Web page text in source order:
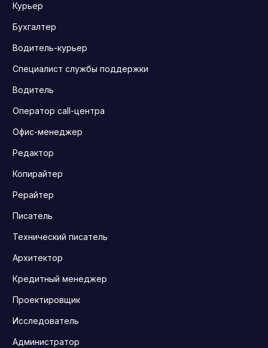
Курьер
Бухгалтер
Водитель-курьер
Специалист службы поддержки
Водитель
Оператор call-центра
Офис-менеджер
Редактор
Копирайтер
Рерайтер
Писатель
Технический писатель
Архитектор
Кредитный менеджер
Проектировщик
Исследователь
Администратор